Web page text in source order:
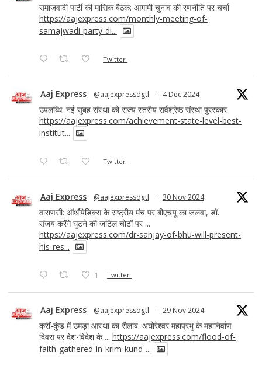
समाजवादी पार्टी की मासिक बैठक: आगामी चुनाव की रणनीति पर चर्चा
https://aajexpress.com/monthly-meeting-of-
samajwadi-party-di...
Twitter
Aaj Express @aajexpressdgtl · 4 Dec 2024
उपलब्धि: नई सुबह संस्था को राज्य स्तरीय सर्वश्रेष्ठ संस्था पुरस्कार
https://aajexpress.com/achievement-state-level-best-
institut...
Twitter
Aaj Express @aajexpressdgtl · 30 Nov 2024
वाराणसी: ऑर्थोपेडिक्स के राष्ट्रीय मंच पर बीएचयू का जलवा, डॉ.
संजय करेंगे घुटने की जटिल चोटों पर ...
https://aajexpress.com/dr-sanjay-of-bhu-will-present-
his-res...
1 Twitter
Aaj Express @aajexpressdgtl · 29 Nov 2024
क्रीं-कुंड में उमड़ा आस्था का सैलाब: अघोरेश्वर महाप्रभु के महानिर्वाण
दिवस पर देश-विदेश के ... https://aajexpress.com/flood-of-
faith-gathered-in-krim-kund-...